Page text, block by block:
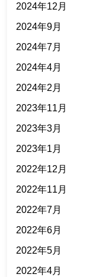
2024年12月
2024年9月
2024年7月
2024年4月
2024年2月
2023年11月
2023年3月
2023年1月
2022年12月
2022年11月
2022年7月
2022年6月
2022年5月
2022年4月